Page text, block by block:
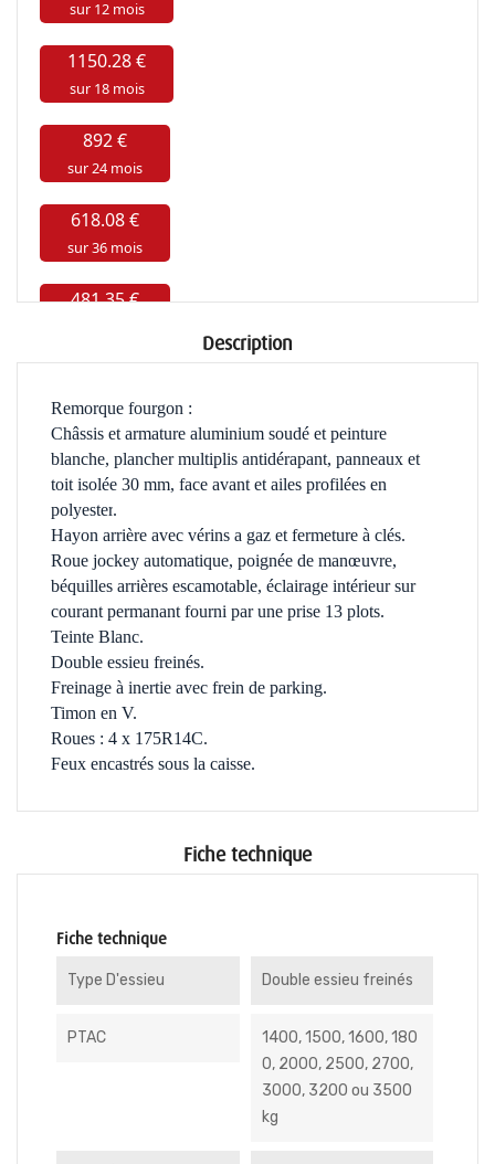
Description
Remorque fourgon :
Châssis et armature aluminium soudé et peinture
blanche, plancher multiplis antidérapant, panneaux et
toit isolée 30 mm, face avant et ailes profilées en
polyester.
Hayon arrière avec vérins a gaz et fermeture à clés.
Roue jockey automatique, poignée de manœuvre,
béquilles arrières escamotable, éclairage intérieur sur
courant permanant fourni par une prise 13 plots.
Teinte Blanc.
Double essieu freinés.
Freinage à inertie avec frein de parking.
Timon en V.
Roues : 4 x 175R14C.
Feux encastrés sous la caisse.
Fiche technique
Fiche technique
Type D'essieu Double essieu freinés
PTAC
1400, 1500, 1600, 180
0, 2000, 2500, 2700,
3000, 3200 ou 3500
kg